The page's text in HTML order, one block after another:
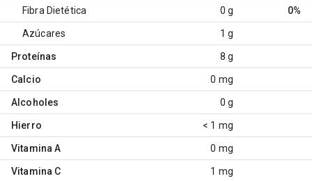
Fibra Dietética 0 g 0%
Azúcares 1 g
Proteínas 8 g
Calcio 0 mg
Alcoholes 0 g
Hierro < 1 mg
Vitamina A 0 mg
Vitamina C 1 mg